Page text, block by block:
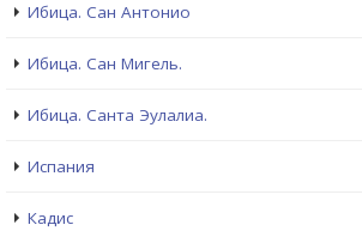
Ибица. Сан Антонио
Ибица. Сан Мигель.
Ибица. Санта Эулалиа.
Испания
Кадис